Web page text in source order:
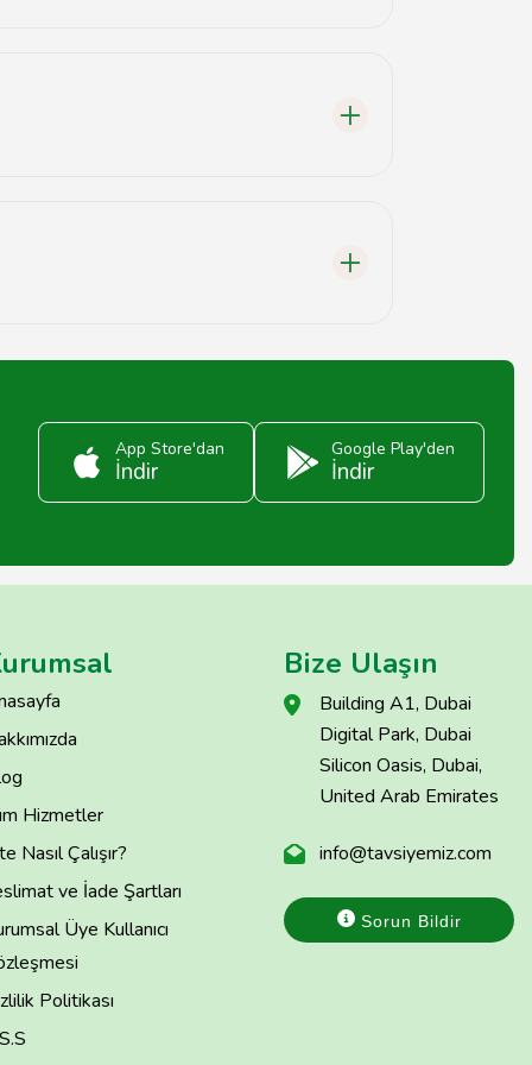
App Store'dan
İndir
Google Play'den
İndir
Hizmetler
Nasıl Çalışır?
ve İade Şartları
Üye Kullanıcı
Politikası
Bize Ulaşın
Building A1, Dubai
Digital Park, Dubai
Silicon Oasis, Dubai,
United Arab Emirates
info@tavsiyemiz.com
Sorun Bildir